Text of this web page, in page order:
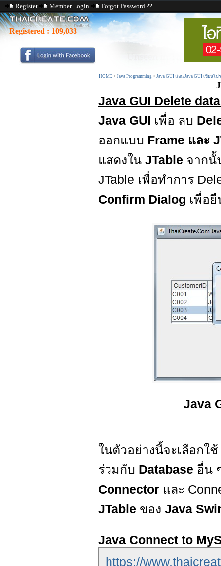
Register Member Login Forgot Password ??
Registered : 109,038
HOME > Java Programming > Java GUI สอน Java GUI เขียนโ
Java GUI Delete
Java GUI เพื่อ ลบ
ออกแบบ Frame และ
แสดงใน JTable จากนั้
JTable เพื่อทำการ
Confirm Dialog เพื่อ
Java
ในตัวอย่างนี้จะเลือกใช้
ร่วมกับ Database อื่น
Connector และ
JTable ของ Java
Java Connect to
https://